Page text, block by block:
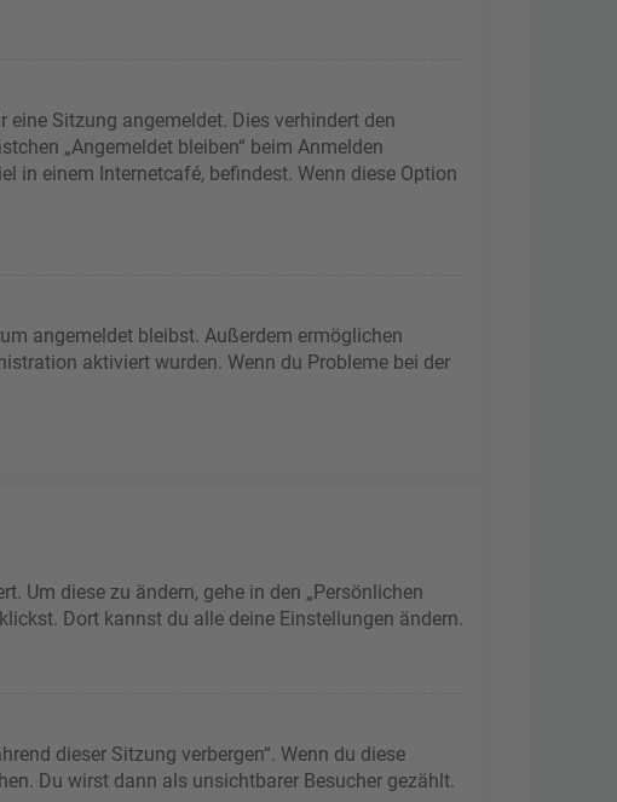
Sitzung angemeldet. Dies verhindert den
„Angemeldet bleiben“ beim Anmelden
in einem Internetcafé, befindest. Wenn diese Option
angemeldet bleibst. Außerdem ermöglichen
aktiviert wurden. Wenn du Probleme bei der
Um diese zu ändern, gehe in den „Persönlichen
Dort kannst du alle deine Einstellungen ändern.
dieser Sitzung verbergen“. Wenn du diese
Du wirst dann als unsichtbarer Besucher gezählt.